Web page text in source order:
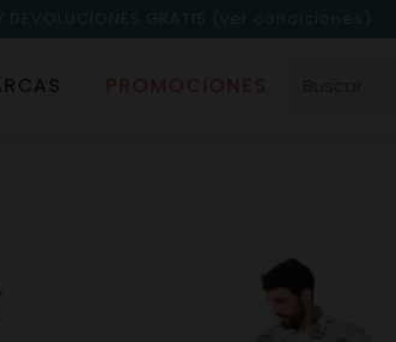
DEVOLUCIONES GRATIS (ver condiciones)
PROMOCIONES